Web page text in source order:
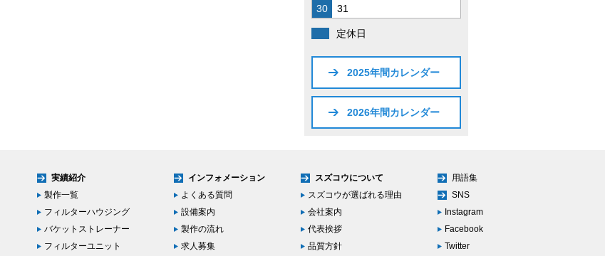
30
31
定休日
2025年間カレンダー
2026年間カレンダー
実績紹介
製作一覧
フィルターハウジング
バケットストレーナー
フィルターユニット
インフォメーション
よくある質問
設備案内
製作の流れ
求人募集
スズコウについて
スズコウが選ばれる理由
会社案内
代表挨拶
品質方針
用語集
SNS
Instagram
Facebook
Twitter